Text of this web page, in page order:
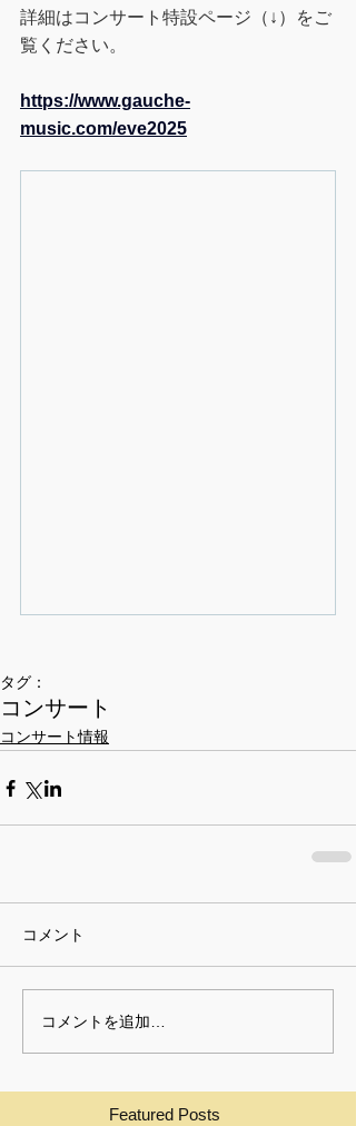
詳細はコンサート特設ページ（↓）をご
覧ください。
https://www.gauche-
music.com/eve2025
タグ：
コンサート
コンサート情報
コメント
コメントを追加…
Featured Posts